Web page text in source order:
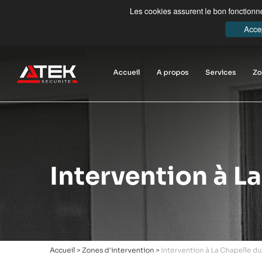
Les cookies assurent le bon
Accueil A propos Services
Intervention à
Accueil > Zones d'intervention > Intervention à La Chapelle